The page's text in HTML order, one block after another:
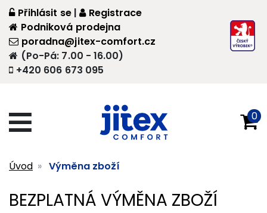
+420 606 673 095
(Po-Pá: 7.00 - 16.00)
poradna@jitex-comfort.cz
Přihlásit se |
Registrace
Podniková prodejna
0
Úvod Výměna zboží
BEZPLATNÁ VÝMĚNA ZBOŽÍ